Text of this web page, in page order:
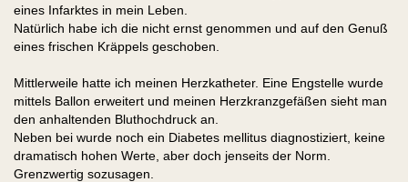
eines Infarktes in mein Leben.
Natürlich habe ich die nicht ernst genommen und auf den Genuß
eines frischen Kräppels geschoben.
Mittlerweile hatte ich meinen Herzkatheter. Eine Engstelle wurde
mittels Ballon erweitert und meinen Herzkranzgefäßen sieht man
den anhaltenden Bluthochdruck an.
Neben bei wurde noch ein Diabetes mellitus diagnostiziert, keine
dramatisch hohen Werte, aber doch jenseits der Norm.
Grenzwertig sozusagen.